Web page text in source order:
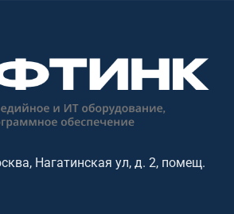
Нагатинская ул, д. 2, помещ.